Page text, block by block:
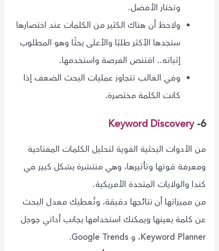
وتختار الأفضل.
ولاحظ أن هناك الكثير من الكلمات عند اختصارها
ستجدها الأكثر طلبًا والأعلى بحثًا وهو المطلوب
إثباته.. اقتنص الفرصة واستخدمها.
وفي الغالب تتجاوز عمليات البحث الضعف إذا
كانت الكلمة مختصرة.
6-
Keyword Discovery
من الأدوات البحثية القوية لتحليل الكلمات المفتاحية
ومعرفة قوتها وتأثيرها، وهي منتشرة بشكل كبير في
كندا والولايات المتحدة الأمريكية.
من مميزاتها أن نتائجها دقيقة، وتُعطيك معدل البحث
عن كلمة بعينها ويمكنك استخدامها بجانب أداتي جوجل
Keyword Planner، و Google Trends.